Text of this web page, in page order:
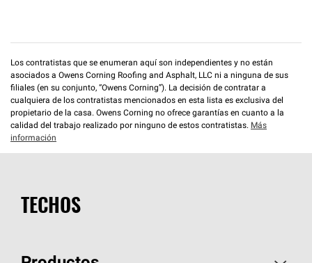
Los contratistas que se enumeran aquí son independientes y no están
asociados a Owens Corning Roofing and Asphalt, LLC ni a ninguna de sus
filiales (en su conjunto, “Owens Corning”). La decisión de contratar a
cualquiera de los contratistas mencionados en esta lista es exclusiva del
propietario de la casa. Owens Corning no ofrece garantías en cuanto a la
calidad del trabajo realizado por ninguno de estos contratistas. Más
información
TECHOS